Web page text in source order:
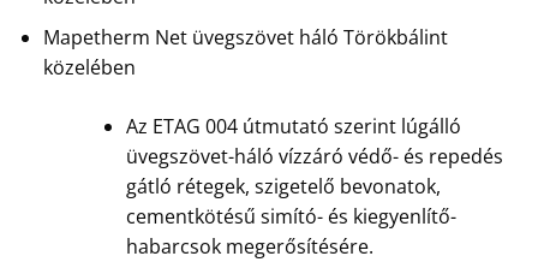
Mapetherm Net üvegszövet háló Törökbálint
közelében
Az ETAG 004 útmutató szerint lúgálló
üvegszövet-háló vízzáró védő- és repedés
gátló rétegek, szigetelő bevonatok,
cementkötésű simító- és kiegyenlítő-
habarcsok megerősítésére.